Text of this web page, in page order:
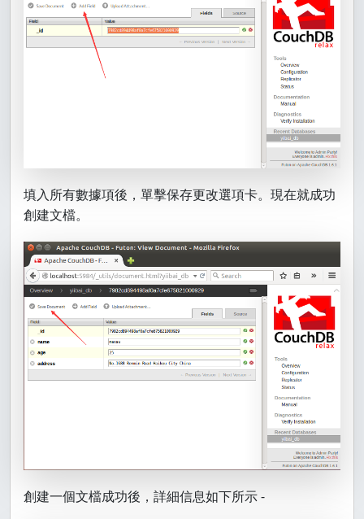
填入所有數據項後，單擊保存更改選項卡。現在就成功
創建文檔。
創建一個文檔成功後，詳細信息如下所示 -